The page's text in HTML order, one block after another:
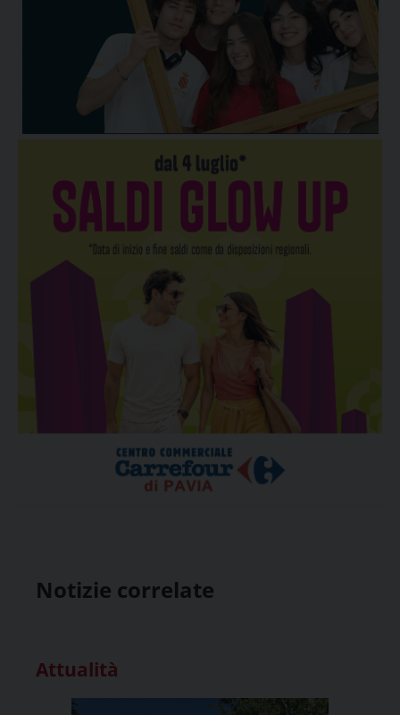
Notizie correlate
Attualità